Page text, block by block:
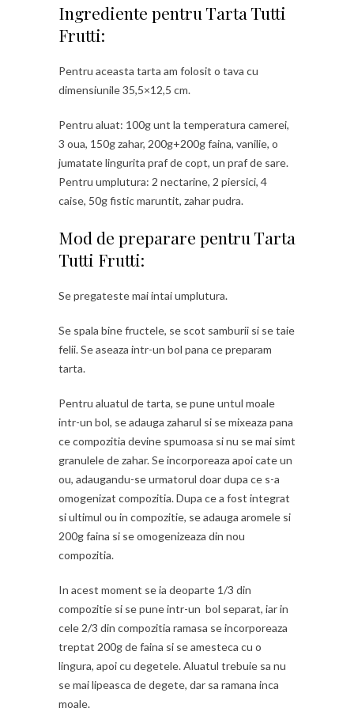
Ingrediente pentru Tarta Tutti
Frutti:
Pentru aceasta tarta am folosit o tava cu
dimensiunile 35,5×12,5 cm.
Pentru aluat: 100g unt la temperatura camerei,
3 oua, 150g zahar, 200g+200g faina, vanilie, o
jumatate lingurita praf de copt, un praf de sare.
Pentru umplutura: 2 nectarine, 2 piersici, 4
caise, 50g fistic maruntit, zahar pudra.
Mod de preparare pentru Tarta
Tutti Frutti:
Se pregateste mai intai umplutura.
Se spala bine fructele, se scot samburii si se taie
felii. Se aseaza intr-un bol pana ce preparam
tarta.
Pentru aluatul de tarta, se pune untul moale
intr-un bol, se adauga zaharul si se mixeaza pana
ce compozitia devine spumoasa si nu se mai simt
granulele de zahar. Se incorporeaza apoi cate un
ou, adaugandu-se urmatorul doar dupa ce s-a
omogenizat compozitia. Dupa ce a fost integrat
si ultimul ou in compozitie, se adauga aromele si
200g faina si se omogenizeaza din nou
compozitia.
In acest moment se ia deoparte 1/3 din
compozitie si se pune intr-un bol separat, iar in
cele 2/3 din compozitia ramasa se incorporeaza
treptat 200g de faina si se amesteca cu o
lingura, apoi cu degetele. Aluatul trebuie sa nu
se mai lipeasca de degete, dar sa ramana inca
moale.